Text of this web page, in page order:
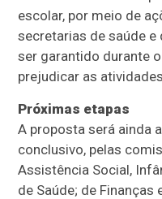
escolar, por meio de
secretarias de saúde e
ser garantido durante
prejudicar as
Próximas etapas
A proposta será ainda
conclusivo, pelas
Assistência Social,
de Saúde; de Finanças